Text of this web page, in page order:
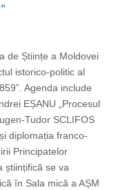
de Științe a Moldovei
istorico-politic al
Agenda include
EȘANU „Procesul
Tudor SCLIFOS
diplomația franco-
Principatelor
științifică se va
în Sala mică a AȘM